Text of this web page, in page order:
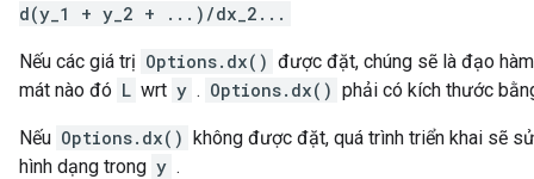
d(y_1 + y_2 + ...)/dx_2...
Nếu các giá trị Options.dx() được đặt, chúng sẽ là đạo
mát nào đó L wrt y . Options.dx() phải có kích thước
Nếu Options.dx() không được đặt, quá trình triển khai sẽ
hình dạng trong y .